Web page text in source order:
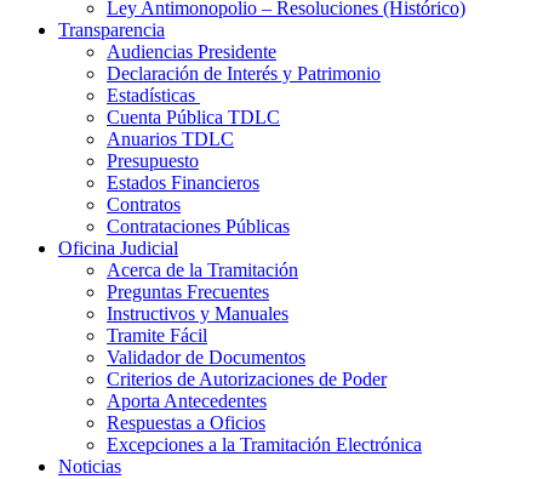
Ley Antimonopolio – Resoluciones (Histórico)
Transparencia
Audiencias Presidente
Declaración de Interés y Patrimonio
Estadísticas
Cuenta Pública TDLC
Anuarios TDLC
Presupuesto
Estados Financieros
Contratos
Contrataciones Públicas
Oficina Judicial
Acerca de la Tramitación
Preguntas Frecuentes
Instructivos y Manuales
Tramite Fácil
Validador de Documentos
Criterios de Autorizaciones de Poder
Aporta Antecedentes
Respuestas a Oficios
Excepciones a la Tramitación Electrónica
Noticias